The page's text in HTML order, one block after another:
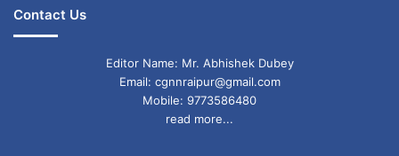
Contact Us
Editor Name: Mr. Abhishek Dubey
Email: cgnnraipur@gmail.com
Mobile: 9773586480
read more...